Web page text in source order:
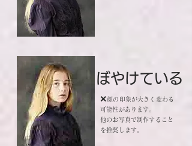
ぼやけている
× 顔の印象が大きく変わる
可能性があります。
他のお写真で制作すること
を推奨します。